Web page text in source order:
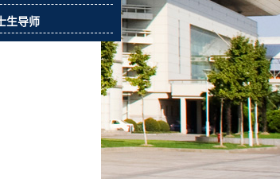
生导师